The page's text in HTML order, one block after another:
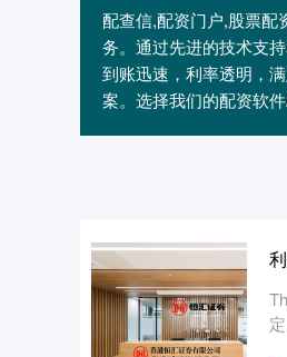
配查信,配资门户,股票配
务。通过先进的技术支
到账迅速，利率透明，
案。选择我们的配资软